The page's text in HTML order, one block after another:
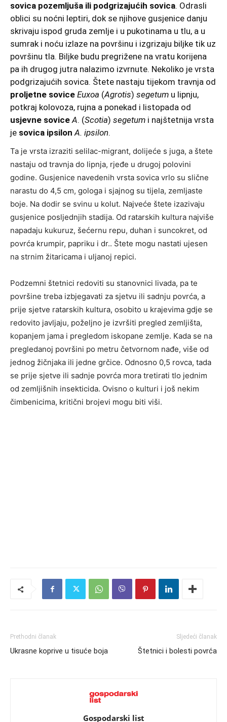
sovica pozemljuša ili podgrizajućih sovica. Odrasli
oblici su noćni leptiri, dok se njihove gusjenice danju
skrivaju ispod gruda zemlje i u pukotinama u tlu, a u
sumrak i noću izlaze na površinu i izgrizaju biljke tik uz
površinu tla. Biljke budu pregrižene na vratu korijena
pa ih drugog jutra nalazimo izvrnute. Nekoliko je vrsta
podgrizajućih sovica. Štete nastaju tijekom travnja od
proljetne sovice Euxoa (Agrotis) segetum u lipnju,
potkraj kolovoza, rujna a ponekad i listopada od
usjevne sovice A. (Scotia) segetum i najštetnija vrsta
je sovica ipsilon A. ipsilon.
Ta je vrsta izraziti selilac-migrant, dolijeće s juga, a štete
nastaju od travnja do lipnja, rjeđe u drugoj polovini
godine. Gusjenice navedenih vrsta sovica vrlo su slične
narastu do 4,5 cm, gologa i sjajnog su tijela, zemljaste
boje. Na dodir se svinu u kolut. Najveće štete izazivaju
gusjenice posljednjih stadija. Od ratarskih kultura najviše
napadaju kukuruz, šećernu repu, duhan i suncokret, od
povrća krumpir, papriku i dr.. Štete mogu nastati ujesen
na strnim žitaricama i uljanoj repici.
Podzemni štetnici redoviti su stanovnici livada, pa te
površine treba izbjegavati za sjetvu ili sadnju povrća, a
prije sjetve ratarskih kultura, osobito u krajevima gdje se
redovito javljaju, poželjno je izvršiti pregled zemljišta,
kopanjem jama i pregledom iskopane zemlje. Kada se na
pregledanoj površini po metru četvornom nađe, više od
jednog žičnjaka ili jedne grčice. Odnosno 0,5 rovca, tada
se prije sjetve ili sadnje povrća mora tretirati tlo jednim
od zemljišnih insekticida. Ovisno o kulturi i još nekim
čimbenicima, kritični brojevi mogu biti viši.
Prethodni članak
Ukrasne koprive u tisuće boja
Sljedeći članak
Štetnici i bolesti povrća
Gospodarski list